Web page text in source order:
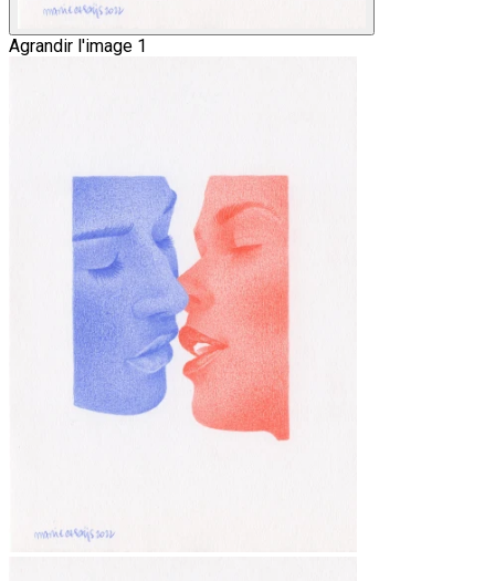
Agrandir l'image 1